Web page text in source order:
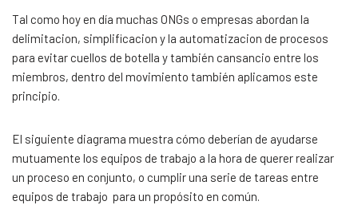
Tal como hoy en día muchas ONGs o empresas abordan la
delimitacion, simplificacion y la automatizacion de procesos
para evitar cuellos de botella y también cansancio entre los
miembros, dentro del movimiento también aplicamos este
principio.
El siguiente diagrama muestra cómo deberían de ayudarse
mutuamente los equipos de trabajo a la hora de querer realizar
un proceso en conjunto, o cumplir una serie de tareas entre
equipos de trabajo para un propósito en común.